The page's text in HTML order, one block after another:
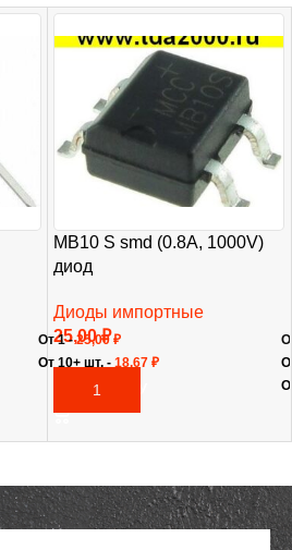
MB10 S smd (0.8A, 1000V)
диод
Диоды импортные
25,00₽
В КОРЗИНУ
От 1 -25,00₽
От 10+ шт. - 18,67 ₽